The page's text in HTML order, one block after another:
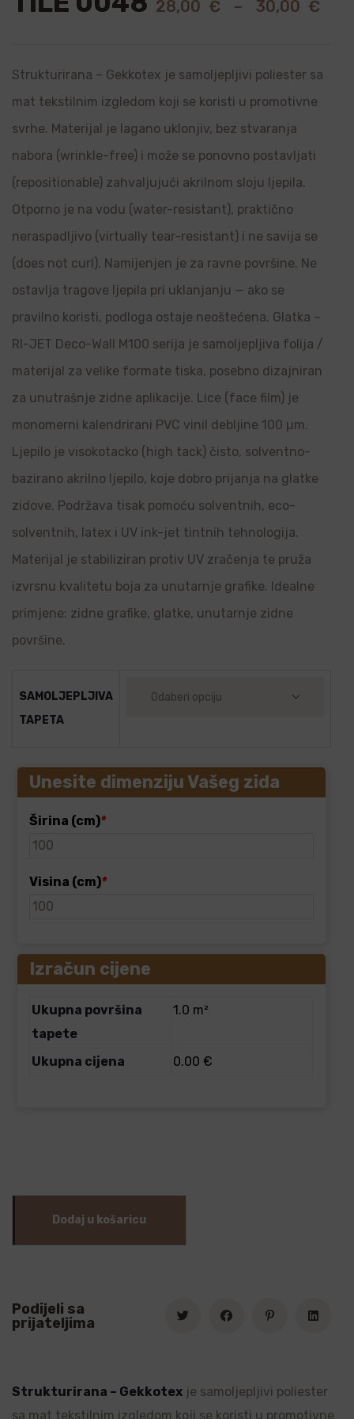
28,00 € – 30,00 €
Strukturirana – Gekkotex je samoljepljivi poliester sa
mat tekstilnim izgledom koji se koristi u promotivne
svrhe. Materijal je lagano uklonjiv, bez stvaranja
nabora (wrinkle-free) i može se ponovno postavljati
(repositionable) zahvaljujući akrilnom sloju ljepila.
Otporno je na vodu (water-resistant), praktično
neraspadljivo (virtually tear-resistant) i ne savija se
(does not curl). Namijenjen je za ravne površine. Ne
ostavlja tragove ljepila pri uklanjanju — ako se
pravilno koristi, podloga ostaje neoštećena. Glatka –
RI-JET Deco-Wall M100 serija je samoljepljiva folija /
materijal za velike formate tiska, posebno dizajniran
za unutrašnje zidne aplikacije. Lice (face film) je
monomerni kalendrirani PVC vinil debljine 100 µm.
Ljepilo je visokotacko (high tack) čisto, solventno-
bazirano akrilno ljepilo, koje dobro prijanja na glatke
zidove. Podržava tisak pomoću solventnih, eco-
solventnih, latex i UV ink-jet tintnih tehnologija.
Materijal je stabiliziran protiv UV zračenja te pruža
izvrsnu kvalitetu boja za unutarnje grafike. Idealne
primjene: zidne grafike, glatke, unutarnje zidne
površine.
SAMOLJEPLJIVA
TAPETA
Unesite dimenziju Vašeg zida
Širina (cm)*
Visina (cm)*
Izračun cijene
Ukupna površina
tapete
1.0 m²
Ukupna cijena 0.00 €
Dodaj u košaricu
Podijeli sa
prijateljima
Strukturirana – Gekkotex je samoljepljivi poliester
sa mat tekstilnim izgledom koji se koristi u promotivne